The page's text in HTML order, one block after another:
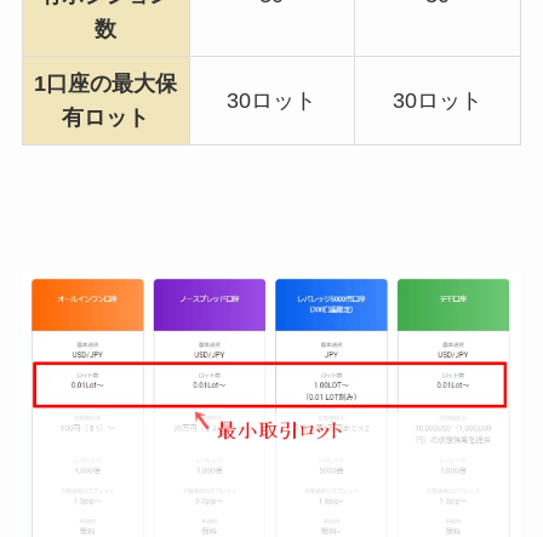
数
1口座の最大保
有ロット
30ロット 30ロット